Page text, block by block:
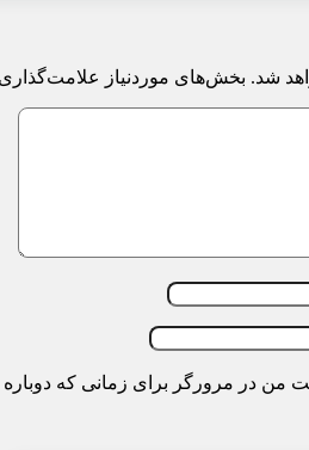
شد. بخش‌های موردنیاز
من در مرورگر برای زمانی که